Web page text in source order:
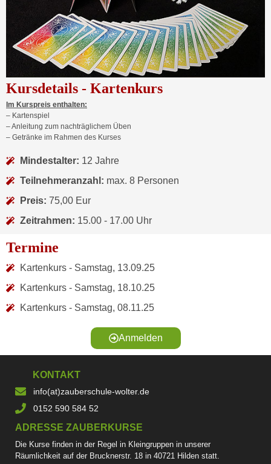
Kursdetails - Kartenkurs
Im Kurspreis enthalten:
– Kartenspiel
– Anleitung zum nachträglichem Üben
– Getränke im Rahmen des Kurses
Mindestalter: 12 Jahre
Teilnehmeranzahl: max. 8 Personen
Preis: 75,00 Eur
Zeitrahmen: 15.00 - 17.00 Uhr
Termine
Kartenkurs - Samstag, 13.09.25
Kartenkurs - Samstag, 18.10.25
Kartenkurs - Samstag, 08.11.25
Anmelden
KONTAKT
info(at)zauberschule-wolter.de
0152 590 584 52
ADRESSE ZAUBERKURSE
Die Kurse finden in der Regel in Kleingruppen in unserer
Räumlichkeit auf der Brucknerstr. 18 in 40721 Hilden statt.